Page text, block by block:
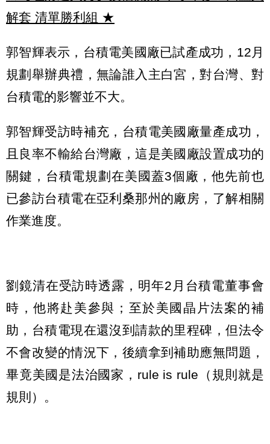
解套 清單勝利組 ★
郭智輝表示，台積電美國廠已試產成功，12月
規劃舉辦典禮，無論誰入主白宮，對台灣、對
台積電的影響並不大。
郭智輝受訪時補充，台積電美國廠量產成功，
且良率不輸給台灣廠，這是美國廠設置成功的
關鍵，台積電規劃在美國蓋3個廠，他先前也
已參訪台積電在亞利桑那州的廠房，了解相關
作業進度。
劉鏡清在受訪時透露，明年2月台積電董事會
時，他將赴美參與；至於美國晶片法案的補
助，台積電現在還沒到請款的里程碑，但法令
不會改變的情況下，後續拿到補助應無問題，
畢竟美國是法治國家，rule is rule（規則就是
規則）。